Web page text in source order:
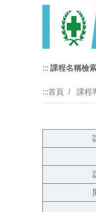
::: 課程名稱檢
:::首頁 課程